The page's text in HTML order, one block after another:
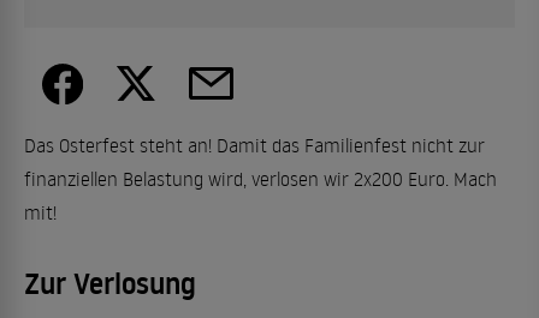
Das Osterfest steht an! Damit das Familienfest nicht zur
finanziellen Belastung wird, verlosen wir 2x200 Euro. Mach
mit!
Zur Verlosung